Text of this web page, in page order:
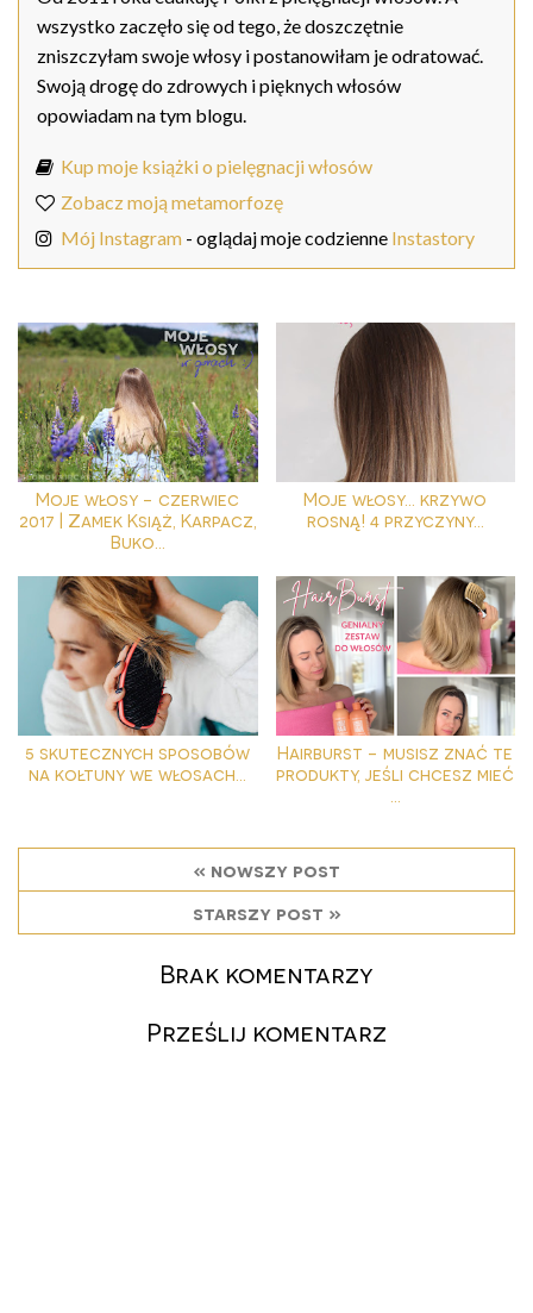
wszystko zaczęło się od tego, że doszczętnie
zniszczyłam swoje włosy i postanowiłam je odratować.
Swoją drogę do zdrowych i pięknych włosów
opowiadam na tym blogu.
Kup moje książki o pielęgnacji włosów
Zobacz moją metamorfozę
Mój Instagram - oglądaj moje codzienne Instastory
Moje włosy - czerwiec
2017 | Zamek Książ, Karpacz,
Buko...
Moje włosy... krzywo
rosną! 4 przyczyny...
5 skutecznych sposobów
na kołtuny we włosach...
Hairburst - musisz znać te
produkty, jeśli chcesz mieć
« nowszy post
starszy post »
Brak komentarzy
Prześlij komentarz